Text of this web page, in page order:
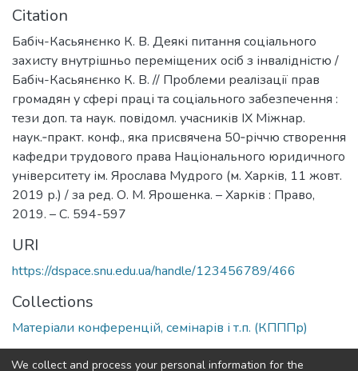
Citation
Бабіч-Касьянєнко К. В. Деякі питання соціального
захисту внутрішньо переміщених осіб з інвалідністю /
Бабіч-Касьянєнко К. В. // Проблеми реалізації прав
громадян у сфері праці та соціального забезпечення :
тези доп. та наук. повідомл. учасників IX Міжнар.
наук.‑практ. конф., яка присвячена 50‑річчю створення
кафедри трудового права Національного юридичного
університету ім. Ярослава Мудрого (м. Харків, 11 жовт.
2019 р.) / за ред. О. М. Ярошенка. – Харків : Право,
2019. – С. 594-597
URI
https://dspace.snu.edu.ua/handle/123456789/466
Collections
Матеріали конференцій, семінарів і т.п. (КПППр)
Full item page
We collect and process your personal information for the